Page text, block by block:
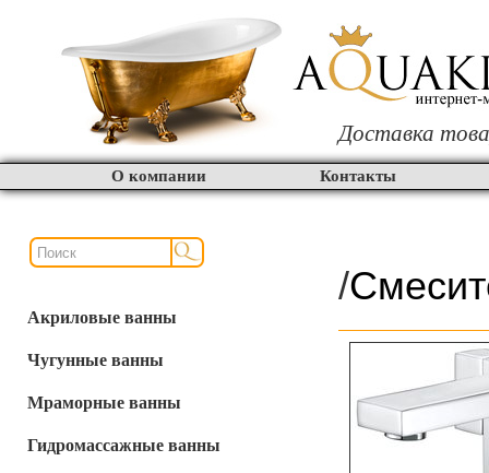
Доставка
О компании Контакты
Акриловые ванны
Чугунные ванны
Мраморные ванны
Гидромассажные ванны
/